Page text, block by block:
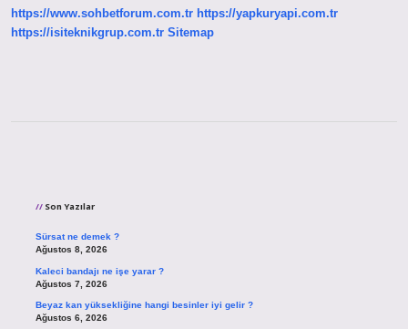
https://www.sohbetforum.com.tr https://yapkuryapi.com.tr
https://isiteknikgrup.com.tr Sitemap
Son Yazılar
Sürsat ne demek ?
Ağustos 8, 2026
Kaleci bandajı ne işe yarar ?
Ağustos 7, 2026
Beyaz kan yüksekliğine hangi besinler iyi gelir ?
Ağustos 6, 2026